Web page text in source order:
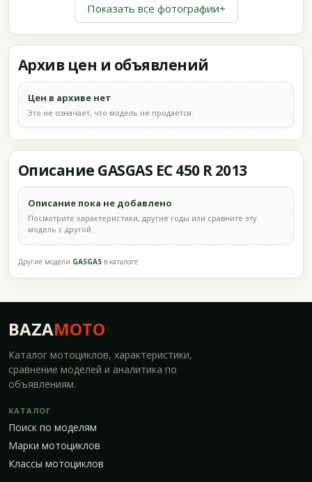
Показать все фотографии+
Архив цен и объявлений
Цен в архиве нет
Это не означает, что модель не продаётся.
Описание GASGAS EC 450 R 2013
Описание пока не добавлено
Посмотрите характеристики, другие годы или сравните эту
модель с другой.
Другие модели GASGAS в каталоге
BAZAMOTO
Каталог мотоциклов, характеристики,
сравнение моделей и аналитика по
объявлениям.
КАТАЛОГ
Поиск по моделям
Марки мотоциклов
Классы мотоциклов